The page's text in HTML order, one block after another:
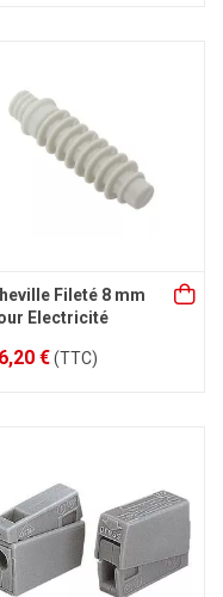
Fileté 8 mm
Electricité
€(TTC)